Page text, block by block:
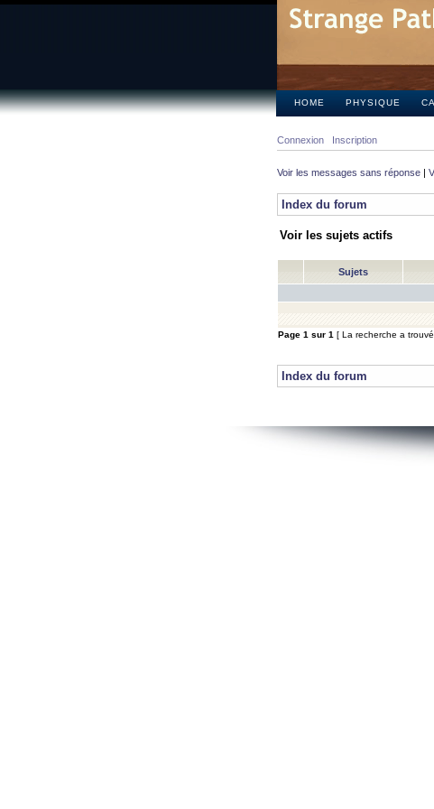
HOME PHYSIQUE
Connexion Inscription
Voir les messages sans réponse |
Index du forum
Voir les sujets actifs
Sujets
Page 1 sur 1 [ La recherche a
Index du forum